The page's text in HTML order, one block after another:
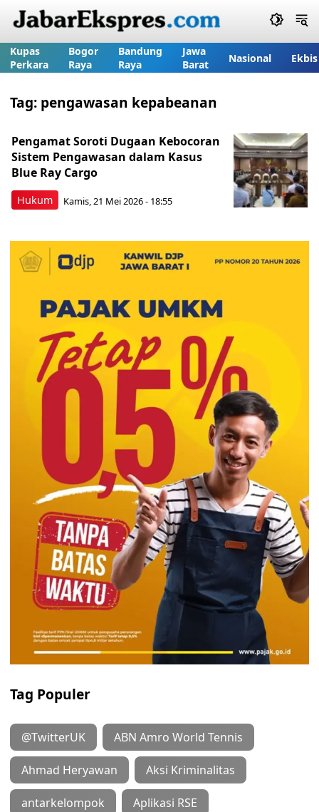
Kupas
Perkara
Bogor
Raya
Bandung
Raya
Jawa
Barat
Nasional Ekbis
Tag: pengawasan kepabeanan
Hukum
Pengamat Soroti Dugaan Kebocoran
Sistem Pengawasan dalam Kasus
Blue Ray Cargo
Kamis, 21 Mei 2026 - 18:55
Tag Populer
@TwitterUK ABN Amro World Tennis
Ahmad Heryawan Aksi Kriminalitas
antarkelompok Aplikasi RSE